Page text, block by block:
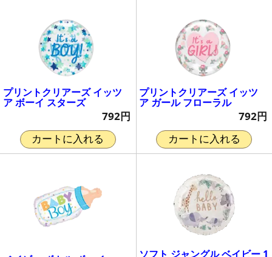
プリントクリアーズ イッツ
ア ボーイ スターズ
792円
カートに入れる
プリントクリアーズ イッツ
ア ガール フローラル
792円
カートに入れる
ソフト ジャングル ベイビー 1